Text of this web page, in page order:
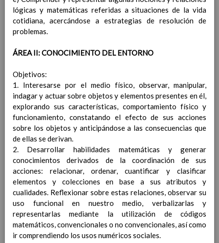
Ciencias Sociales
EducaciÃ³n FÃ­sica
EducaciÃ³n ArtÃ­stica
Derechos Humanos.
Valores Sociales y CÃ­
vicos
Ãrea de ReligiÃ³n
CatÃ³lica
Lengua Extranjera
Acuerdos especÃ­ficos referidos
a metodologÃ­a en nuestro
Centro
Papel de los deberes
Tipos de agrupamientos
Sobre los espacios: aula, salidas,
otrosâ€¦
DistribuciÃ³n del tiempo
escolar
Ãšltima actualizaciÃ³n C.E. 21/22
lógicas y matemáticas referidas a situaciones de la vida
cotidiana, acercándose a estrategias de resolución de
problemas.
ÁREA II: CONOCIMIENTO DEL ENTORNO
Objetivos:
1. Interesarse por el medio físico, observar, manipular,
indagar y actuar sobre objetos y elementos presentes en él,
explorando sus características, comportamiento físico y
funcionamiento, constatando el efecto de sus acciones
sobre los objetos y anticipándose a las consecuencias que
de ellas se derivan.
2. Desarrollar habilidades matemáticas y generar
conocimientos derivados de la coordinación de sus
acciones: relacionar, ordenar, cuantificar y clasificar
elementos y colecciones en base a sus atributos y
cualidades. Reflexionar sobre estas relaciones, observar su
uso funcional en nuestro medio, verbalizarlas y
representarlas mediante la utilización de códigos
matemáticos, convencionales o no convencionales, así como
ir comprendiendo los usos numéricos sociales.